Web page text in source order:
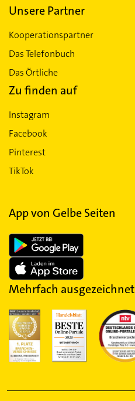
Unsere Partner
Kooperationspartner
Das Telefonbuch
Das Örtliche
Zu finden auf
Instagram
Facebook
Pinterest
TikTok
App von Gelbe Seiten
Mehrfach ausgezeichnet